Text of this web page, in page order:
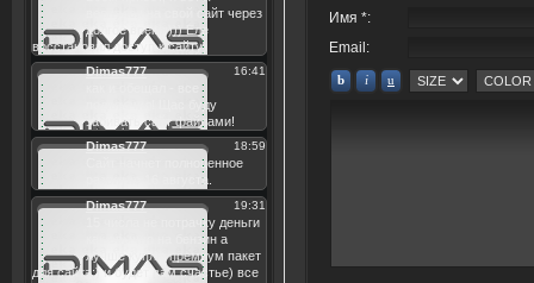
Имя *:
Email: